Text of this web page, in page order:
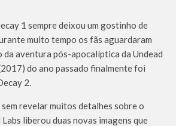
1 sempre deixou um gostinho de
muito tempo os fãs aguardaram
da aventura pós-apocalíptica da Undead
do ano passado finalmente foi
2.
revelar muitos detalhes sobre o
liberou duas novas imagens que